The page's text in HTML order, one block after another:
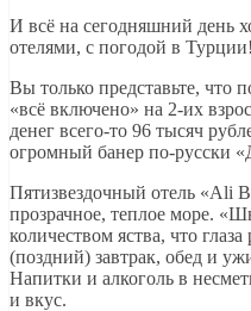
И всё на сегодняшний день
отелями, с погодой в Турции!
Вы только представьте, что
«всё включено» на 2-их
денег всего-то 96 тысяч
огромный банер по-русски
Пятизвездочный отель «Ali
прозрачное, теплое море.
количеством яства, что
(поздний) завтрак, обед и
Напитки и алкоголь в
и вкус.